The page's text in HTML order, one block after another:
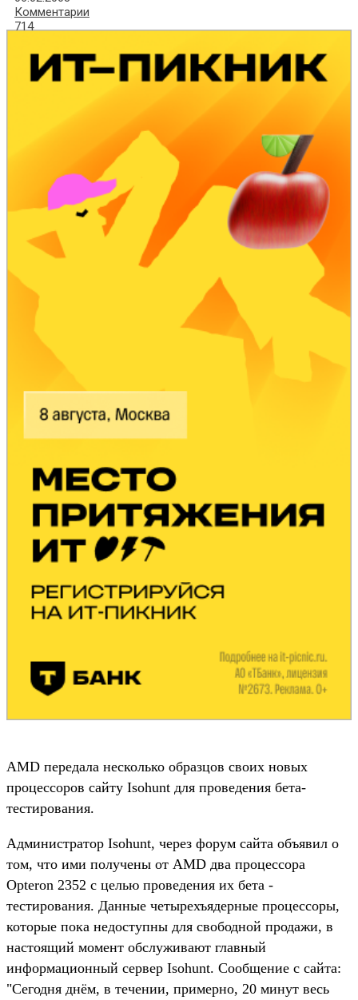
Комментарии
714
AMD передала несколько образцов своих новых
процессоров сайту Isohunt для проведения бета-
тестирования.
Администратор Isohunt, через форум сайта объявил о
том, что ими получены от AMD два процессора
Opteron 2352 с целью проведения их бета -
тестирования. Данные четырехъядерные процессоры,
которые пока недоступны для свободной продажи, в
настоящий момент обслуживают главный
информационный сервер Isohunt. Сообщение с сайта:
"Сегодня днём, в течении, примерно, 20 минут весь